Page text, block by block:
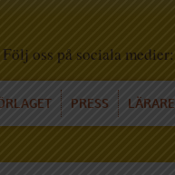
Följ oss på sociala medier:
PRESS LÄRARE